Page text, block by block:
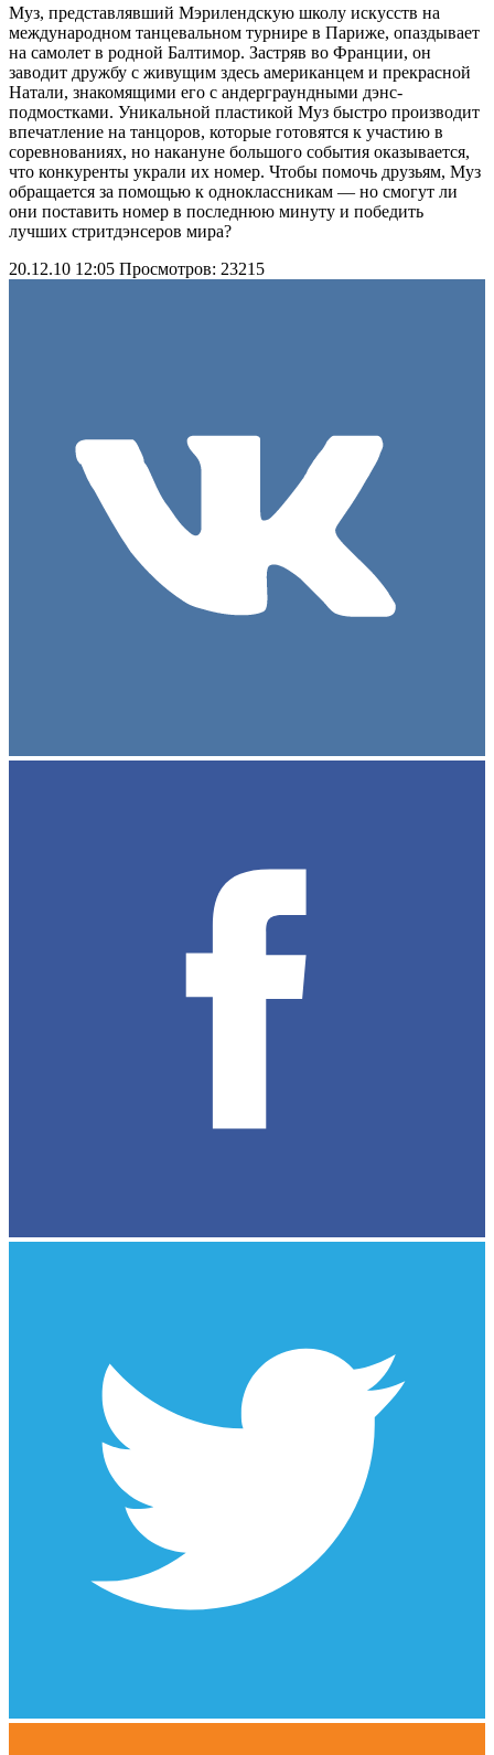
Муз, представлявший Мэрилендскую школу искусств на
международном танцевальном турнире в Париже, опаздывает
на самолет в родной Балтимор. Застряв во Франции, он
заводит дружбу с живущим здесь американцем и прекрасной
Натали, знакомящими его с андерграундными дэнс-
подмостками. Уникальной пластикой Муз быстро производит
впечатление на танцоров, которые готовятся к участию в
соревнованиях, но накануне большого события оказывается,
что конкуренты украли их номер. Чтобы помочь друзьям, Муз
обращается за помощью к одноклассникам — но смогут ли
они поставить номер в последнюю минуту и победить
лучших стритдэнсеров мира?
20.12.10 12:05 Просмотров: 23215